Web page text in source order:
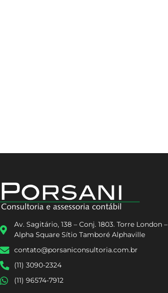
Av. Sagitário, 138 – Conj. 1803. Torre London –
Alpha Square Sítio Tamboré Alphaville
contato@porsaniconsultoria.com.br
(11) 3090-2324
(11) 96574-7912